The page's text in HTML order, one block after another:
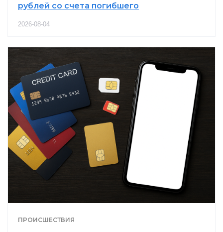
рублей со счета погибшего
2026-08-04
ПРОИСШЕСТВИЯ